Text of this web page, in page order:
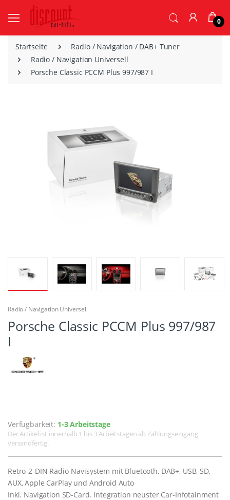
0
Startseite
Radio / Navigation / DAB+ Tuner
Radio / Navigation Universell
Porsche Classic PCCM Plus 997/987 I
Radio / Navigation Universell
Porsche Classic PCCM Plus 997/987
I
Verfügbarkeit: 1-3 Arbeitstage
Der Artikel ist innerhalb 1 bis 3 Arbeitstagen ab Zahlungseingang
versandfertig.
Retro-2-DIN Radio-Navisystem mit Bluetooth, DAB+, USB, SD,
AUX, Apple CarPlay und Android Auto
Inkl. Navigation SD-Card. Integration neuster Car-Infotainment